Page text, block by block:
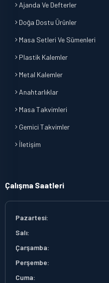
Ajanda Ve Defterler
Doğa Dostu Ürünler
Masa Setleri Ve Sümenleri
Plastik Kalemler
Metal Kalemler
Anahtarlıklar
Masa Takvimleri
Gemici Takvimler
İletişim
Çalışma Saatleri
Pazartesi:
Salı:
Çarşamba:
Perşembe:
Cuma: